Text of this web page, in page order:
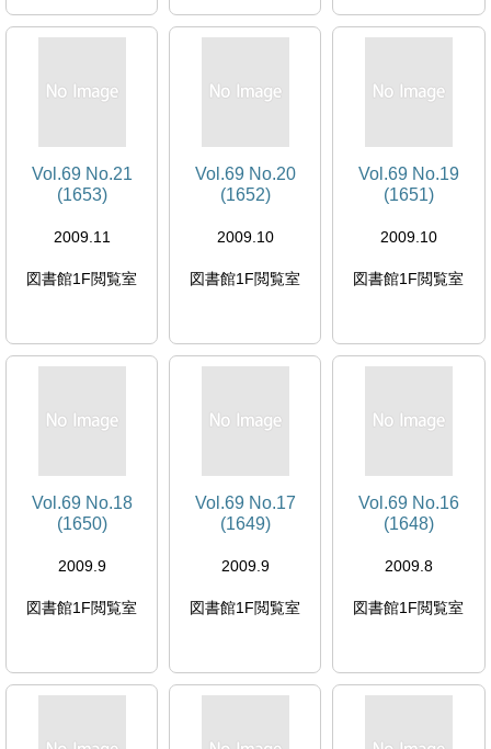
Vol.69 No.21
(1653)
2009.11
図書館1F閲覧室
Vol.69 No.20
(1652)
2009.10
図書館1F閲覧室
Vol.69 No.19
(1651)
2009.10
図書館1F閲覧室
Vol.69 No.18
(1650)
2009.9
図書館1F閲覧室
Vol.69 No.17
(1649)
2009.9
図書館1F閲覧室
Vol.69 No.16
(1648)
2009.8
図書館1F閲覧室